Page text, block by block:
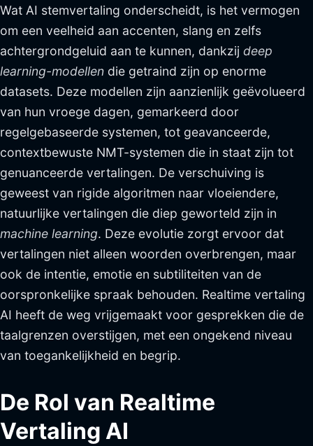
Wat AI stemvertaling onderscheidt, is het vermogen
om een veelheid aan accenten, slang en zelfs
achtergrondgeluid aan te kunnen, dankzij deep
learning-modellen die getraind zijn op enorme
datasets. Deze modellen zijn aanzienlijk geëvolueerd
van hun vroege dagen, gemarkeerd door
regelgebaseerde systemen, tot geavanceerde,
contextbewuste NMT-systemen die in staat zijn tot
genuanceerde vertalingen. De verschuiving is
geweest van rigide algoritmen naar vloeiendere,
natuurlijke vertalingen die diep geworteld zijn in
machine learning. Deze evolutie zorgt ervoor dat
vertalingen niet alleen woorden overbrengen, maar
ook de intentie, emotie en subtiliteiten van de
oorspronkelijke spraak behouden. Realtime vertaling
AI heeft de weg vrijgemaakt voor gesprekken die de
taalgrenzen overstijgen, met een ongekend niveau
van toegankelijkheid en begrip.
De Rol van Realtime
Vertaling AI